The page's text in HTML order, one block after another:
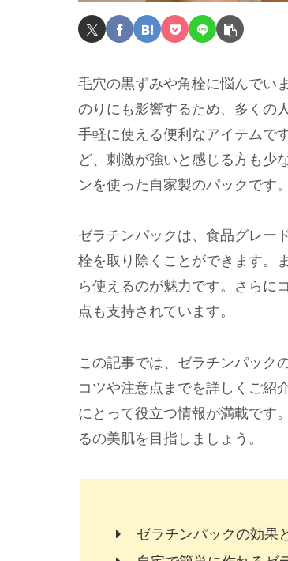
毛穴の黒ずみや角栓に悩んでい
のりにも影響するため、多くの
手軽に使える便利なアイテムで
ど、刺激が強いと感じる方も少
ンを使った自家製のパックです。
ゼラチンパックは、食品グレー
栓を取り除くことができます。
ら使えるのが魅力です。さらに
点も支持されています。
この記事では、ゼラチンパック
コツや注意点までを詳しくご紹
にとって役立つ情報が満載です
るの美肌を目指しましょう。
ゼラチンパックの効果